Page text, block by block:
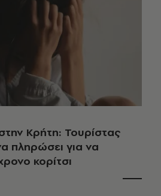
Κρήτη: Τουρίστας
πληρώσει για να
κορίτσι